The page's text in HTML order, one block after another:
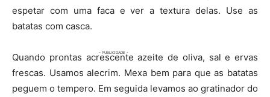
espetar com uma faca e ver a textura delas. Use as
batatas com casca.
Quando prontas acrescente azeite de oliva, sal e ervas
frescas. Usamos alecrim. Mexa bem para que as batatas
peguem o tempero. Em seguida levamos ao gratinador do